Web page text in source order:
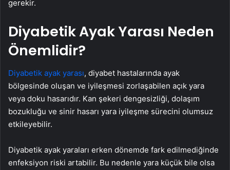
gerekir.
Diyabetik Ayak Yarası Neden
Önemlidir?
Diyabetik ayak yarası, diyabet hastalarında ayak
bölgesinde oluşan ve iyileşmesi zorlaşabilen açık yara
veya doku hasarıdır. Kan şekeri dengesizliği, dolaşım
bozukluğu ve sinir hasarı yara iyileşme sürecini olumsuz
etkileyebilir.
Diyabetik ayak yaraları erken dönemde fark edilmediğinde
enfeksiyon riski artabilir. Bu nedenle yara küçük bile olsa